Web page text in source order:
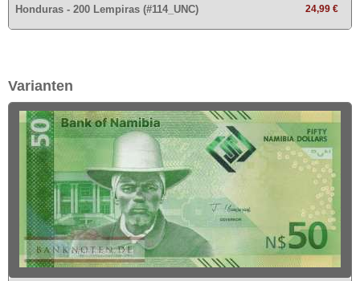
24,99 €
Honduras - 200 Lempiras (#114_UNC)
Varianten